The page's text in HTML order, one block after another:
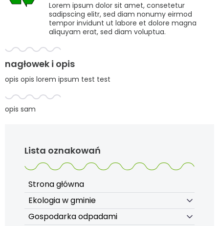
Lorem ipsum dolor sit amet, consetetur
sadipscing elitr, sed diam nonumy eirmod
tempor invidunt ut labore et dolore magna
aliquyam erat, sed diam voluptua.
nagłowek i opis
opis opis lorem ipsum test test
opis sam
Lista oznakowań
Strona główna
Ekologia w gminie
Gospodarka odpadami